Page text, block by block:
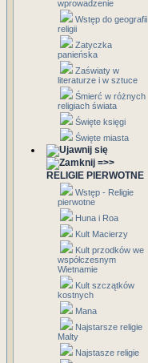
wprowadzenie
Wstęp do geografii
religii
Zatyczka
panieńska
Zaświaty w
literaturze i w sztuce
Śmierć w różnych
religiach świata
Święte księgi
Święte miasta
=>>
RELIGIE PIERWOTNE
Wstęp - Religie
pierwotne
Huna i Roa
Kult Macierzy
Kult przodków we
współczesnym
Wietnamie
Kult szczątków
kostnych
Mana
Najstarsze religie
Malty
Najstasze religie